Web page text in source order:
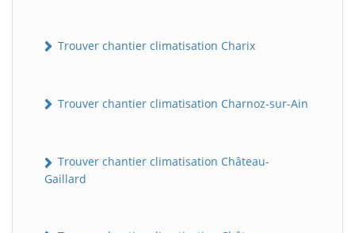
Trouver chantier climatisation Charix
Trouver chantier climatisation Charnoz-sur-Ain
Trouver chantier climatisation Château-
Gaillard